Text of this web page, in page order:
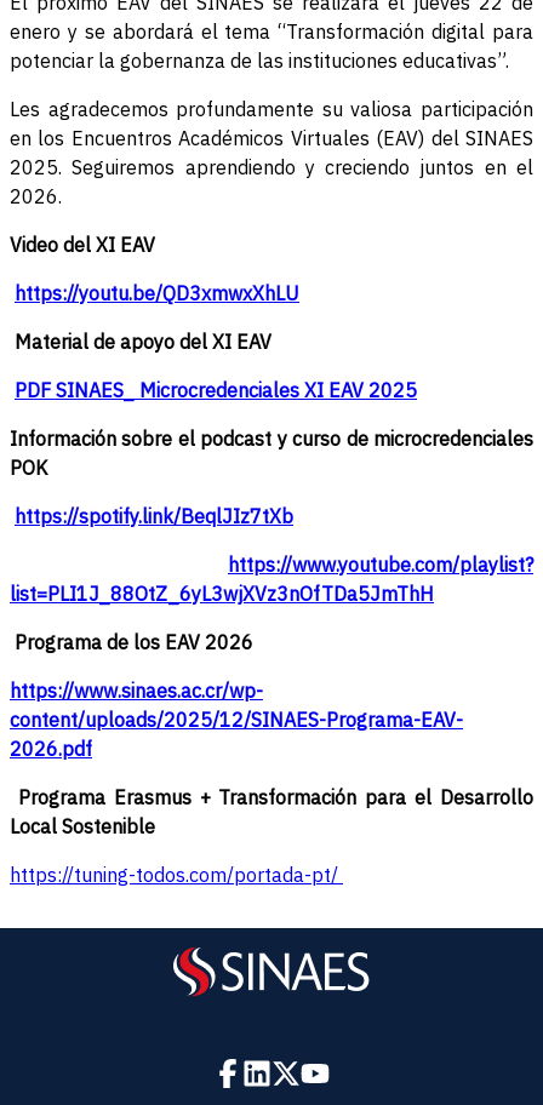
enero y se abordará el tema “Transformación digital para
potenciar la gobernanza de las instituciones educativas”.
Les agradecemos profundamente su valiosa participación
en los Encuentros Académicos Virtuales (EAV) del SINAES
2025. Seguiremos aprendiendo y creciendo juntos en el
2026.
Video del XI EAV
https://youtu.be/QD3xmwxXhLU
Material de apoyo del XI EAV
PDF SINAES_ Microcredenciales XI EAV 2025
Información sobre el podcast y curso de microcredenciales
POK
https://spotify.link/BeqlJIz7tXb
https://www.youtube.com/playlist?
list=PLI1J_88OtZ_6yL3wjXVz3nOfTDa5JmThH
Programa de los EAV 2026
https://www.sinaes.ac.cr/wp-
content/uploads/2025/12/SINAES-Programa-EAV-
2026.pdf
Programa Erasmus + Transformación para el Desarrollo
Local Sostenible
https://tuning-todos.com/portada-pt/